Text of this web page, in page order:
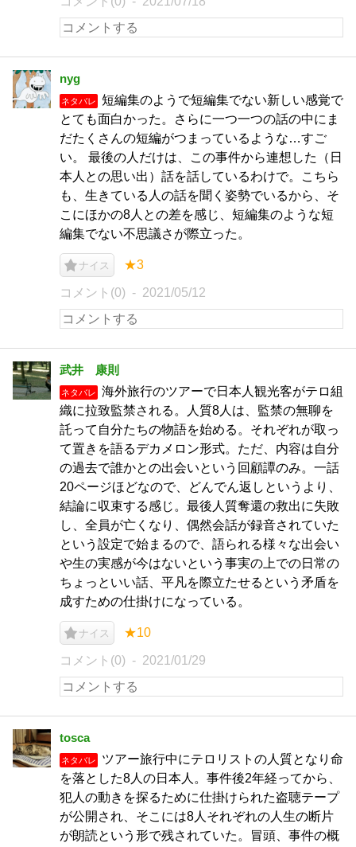
nyg
ネタバレ
短編集のようで短編集でない新しい感覚で
とても面白かった。さらに一つ一つの話の中にま
だたくさんの短編がつまっているような…すご
い。 最後の人だけは、この事件から連想した（日
本人との思い出）話を話しているわけで。こちら
も、生きている人の話を聞く姿勢でいるから、そ
こにほかの8人との差を感じ、短編集のような短
編集でない不思議さが際立った。
ナイス ★3
コメント(0) 2021/05/12
武井 康則
ネタバレ
海外旅行のツアーで日本人観光客がテロ組
織に拉致監禁される。人質8人は、監禁の無聊を
託って自分たちの物語を始める。それぞれが取っ
て置きを語るデカメロン形式。ただ、内容は自分
の過去で誰かとの出会いという回顧譚のみ。一話
20ページほどなので、どんでん返しというより、
結論に収束する感じ。最後人質奪還の救出に失敗
し、全員が亡くなり、偶然会話が録音されていた
という設定で始まるので、語られる様々な出会い
や生の実感が今はないという事実の上での日常の
ちょっといい話、平凡を際立たせるという矛盾を
成すための仕掛けになっている。
ナイス ★10
コメント(0) 2021/01/29
tosca
ネタバレ
ツアー旅行中にテロリストの人質となり命
を落とした8人の日本人。事件後2年経ってから、
犯人の動きを探るために仕掛けられた盗聴テープ
が公開され、そこには8人それぞれの人生の断片
が朗読という形で残されていた。冒頭、事件の概